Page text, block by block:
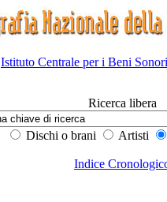
Istituto Centrale per i Beni
Ricerca libera
Dischi o brani Artisti
Indice